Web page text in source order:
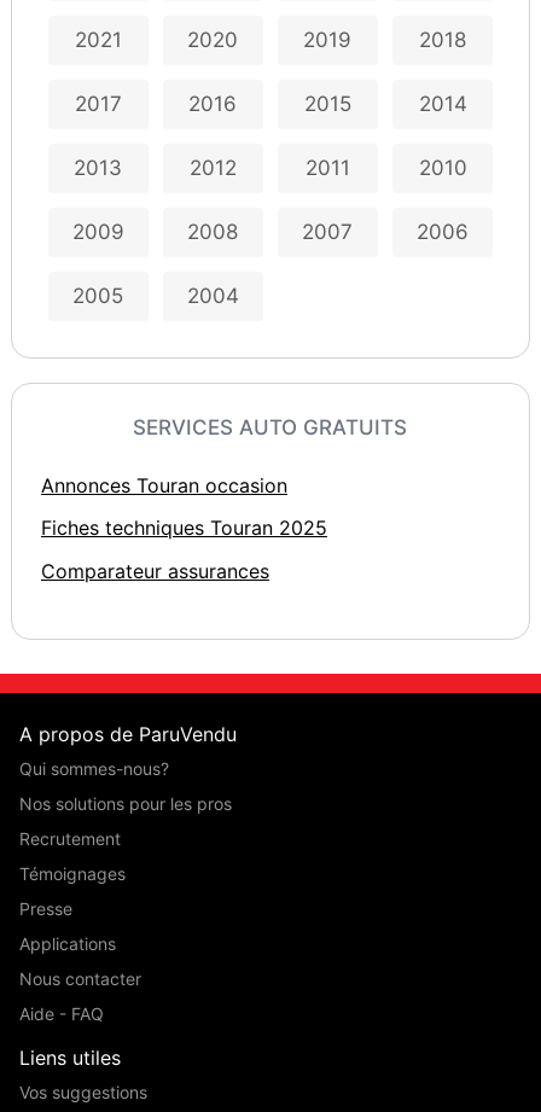
2021 2020 2019 2018
2017 2016 2015 2014
2013 2012 2011 2010
2009 2008 2007 2006
2005 2004
SERVICES AUTO GRATUITS
Annonces Touran occasion
Fiches techniques Touran 2025
Comparateur assurances
A propos de ParuVendu
Qui sommes-nous?
Nos solutions pour les pros
Recrutement
Témoignages
Presse
Applications
Nous contacter
Aide - FAQ
Liens utiles
Vos suggestions